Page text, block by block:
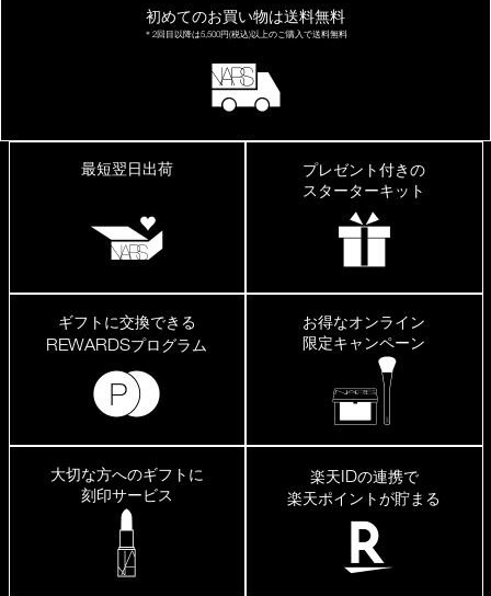
初めてのお買い物は送料無料
＊2回目以降は5,500円(税込)以上の ご購入で送料無料
最短翌日出荷
プレゼント付きの
スターターキット
ギフトに交換できる
REWARDSプログラム
お得なオンライン
限定キャンペーン
大切な方へのギフトに
刻印サービス
楽天IDの連携で
楽天ポイントが貯まる